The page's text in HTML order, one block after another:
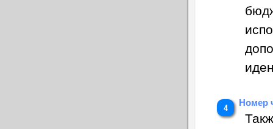
Номер